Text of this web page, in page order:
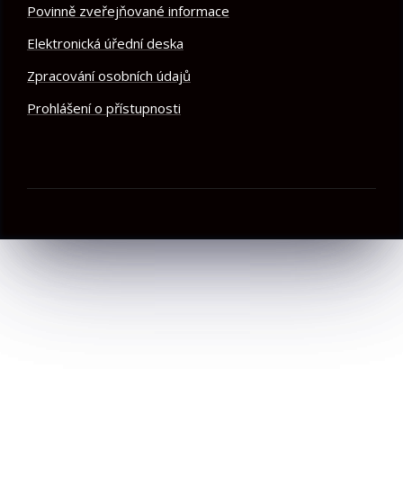
Povinně zveřejňované informace
Elektronická úřední deska
Zpracování osobních údajů
Prohlášení o přístupnosti